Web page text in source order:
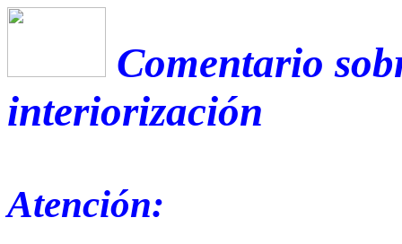
Comentario
interiorización
Atención: